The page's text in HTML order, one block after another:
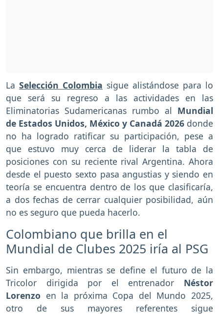
La Selección Colombia sigue alistándose para lo
que será su regreso a las actividades en las
Eliminatorias Sudamericanas rumbo al Mundial
de Estados Unidos, México y Canadá 2026 donde
no ha logrado ratificar su participación, pese a
que estuvo muy cerca de liderar la tabla de
posiciones con su reciente rival Argentina. Ahora
desde el puesto sexto pasa angustias y siendo en
teoría se encuentra dentro de los que clasificaría,
a dos fechas de cerrar cualquier posibilidad, aún
no es seguro que pueda hacerlo.
Colombiano que brilla en el
Mundial de Clubes 2025 iría al PSG
Sin embargo, mientras se define el futuro de la
Tricolor dirigida por el entrenador Néstor
Lorenzo en la próxima Copa del Mundo 2025,
otro de sus mayores referentes sigue